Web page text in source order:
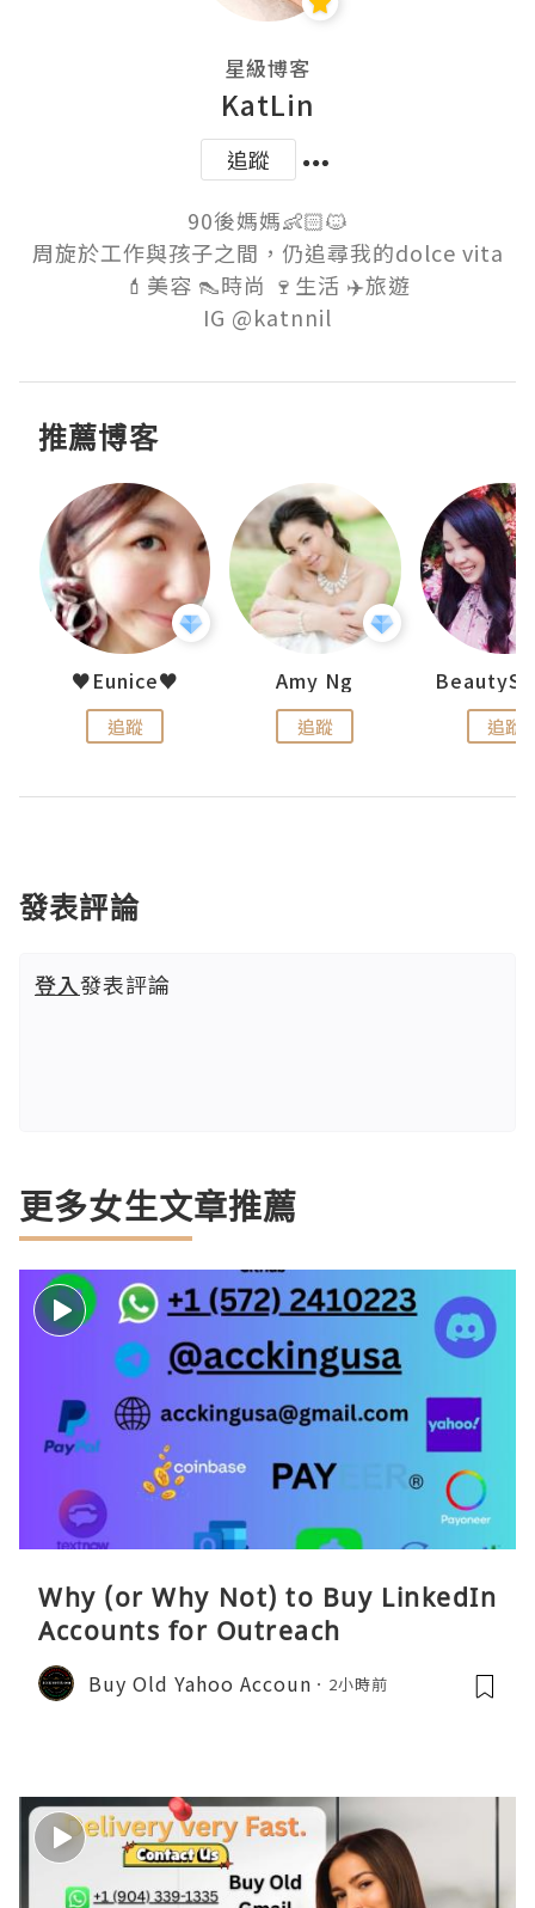
星級博客
KatLin
追蹤
90後媽媽👶🏻🐱
周旋於工作與孩子之間，仍追尋我的dolce vita
💄美容 👠時尚 🍷生活 ✈️旅遊
推薦博客
♥Eunice♥
追蹤
Amy Ng
追蹤 追蹤
發表評論
登入發表評論
更多女生文章推薦
Why (or Why Not) to Buy LinkedIn
Accounts for Outreach
Buy Old Yahoo Accoun 2小時前